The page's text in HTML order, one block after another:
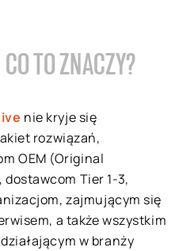
TO ZNACZY?
nie kryje się
rozwiązań,
OEM (Original
Tier 1-3,
zajmującym się
a także wszystkim
w branży